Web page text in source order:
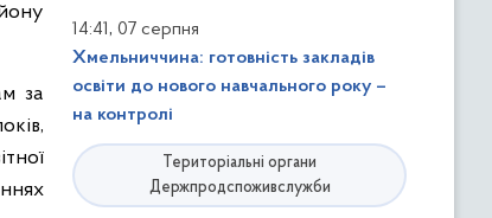
за
14:41, 07 серпня
Хмельниччина: готовність закладів
освіти до нового навчального року –
на контролі
Територіальні органи
Держпродспоживслужби